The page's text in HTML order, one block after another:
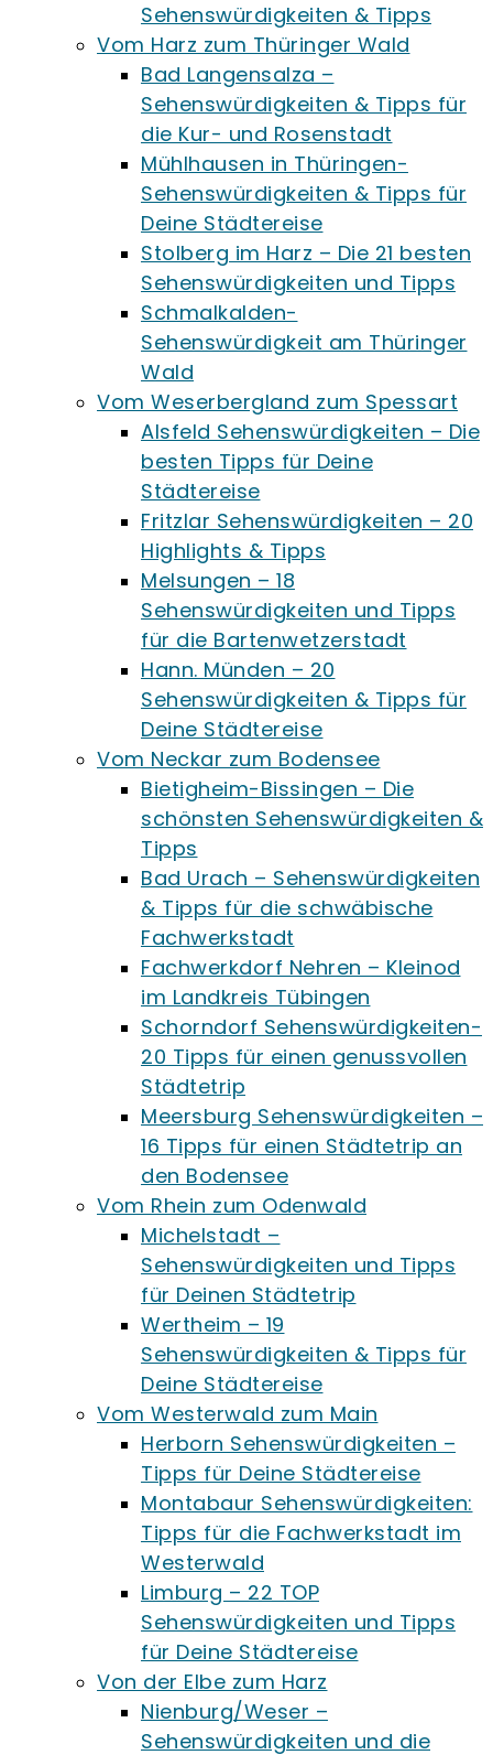
Sehenswürdigkeiten & Tipps
Vom Harz zum Thüringer Wald
Bad Langensalza –
Sehenswürdigkeiten & Tipps für
die Kur- und Rosenstadt
Mühlhausen in Thüringen-
Sehenswürdigkeiten & Tipps für
Deine Städtereise
Stolberg im Harz – Die 21 besten
Sehenswürdigkeiten und Tipps
Schmalkalden-
Sehenswürdigkeit am Thüringer
Wald
Vom Weserbergland zum Spessart
Alsfeld Sehenswürdigkeiten – Die
besten Tipps für Deine
Städtereise
Fritzlar Sehenswürdigkeiten – 20
Highlights & Tipps
Melsungen – 18
Sehenswürdigkeiten und Tipps
für die Bartenwetzerstadt
Hann. Münden – 20
Sehenswürdigkeiten & Tipps für
Deine Städtereise
Vom Neckar zum Bodensee
Bietigheim-Bissingen – Die
schönsten Sehenswürdigkeiten &
Tipps
Bad Urach – Sehenswürdigkeiten
& Tipps für die schwäbische
Fachwerkstadt
Fachwerkdorf Nehren – Kleinod
im Landkreis Tübingen
Schorndorf Sehenswürdigkeiten-
20 Tipps für einen genussvollen
Städtetrip
Meersburg Sehenswürdigkeiten –
16 Tipps für einen Städtetrip an
den Bodensee
Vom Rhein zum Odenwald
Michelstadt –
Sehenswürdigkeiten und Tipps
für Deinen Städtetrip
Wertheim – 19
Sehenswürdigkeiten & Tipps für
Deine Städtereise
Vom Westerwald zum Main
Herborn Sehenswürdigkeiten –
Tipps für Deine Städtereise
Montabaur Sehenswürdigkeiten:
Tipps für die Fachwerkstadt im
Westerwald
Limburg – 22 TOP
Sehenswürdigkeiten und Tipps
für Deine Städtereise
Von der Elbe zum Harz
Nienburg/Weser –
Sehenswürdigkeiten und die